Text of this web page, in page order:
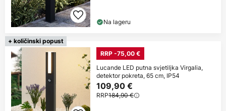
Na lageru
+ količinski popust
RRP -75,00 €
Lucande LED putna svjetiljka Virgalia,
detektor pokreta, 65 cm, IP54
109,90 €
RRP184,90 €